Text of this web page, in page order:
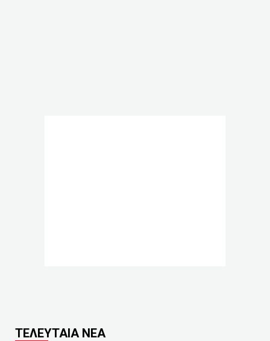
ΤΕΛΕΥΤΑΙΑ ΝΕΑ